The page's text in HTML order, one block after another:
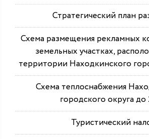
Стратегический план
Схема размещения рекламных
земельных участках,
территории Находкинского
Схема теплоснабжения
городского округа до
Туристический